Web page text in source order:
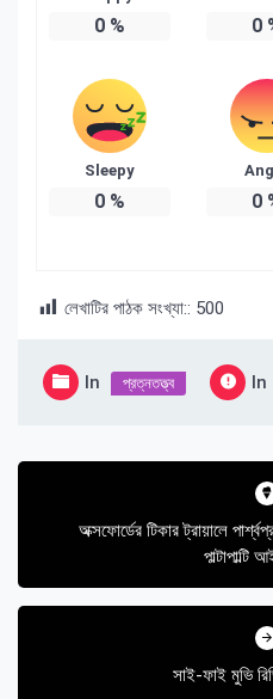
0% 0
Sleepy
0% 0
লেখাটির পাঠক সংখ্যা:: 500
In প্রত্নতত্ত্ব In
Post
অক্সফোর্ডের টিকার ট্রায়ালে
পাল্টাপাল্টি
সাই-ফাই মুভি